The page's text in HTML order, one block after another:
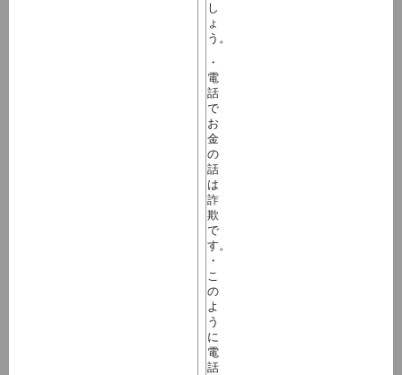
し
ょ
う。
・
電
話
で
お
金
の
話
は
詐
欺
で
す。
・
こ
の
よ
う
に
電
話